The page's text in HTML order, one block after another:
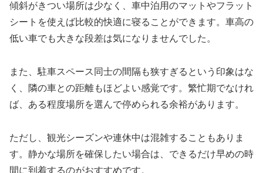
傾斜がきつい場所は少なく、車中泊用のマットやフラット
シートを使えば比較的快適に寝ることができます。車高の
低い車でも大きな段差は気になりませんでした。
また、駐車スペース同士の間隔も狭すぎるという印象はな
く、隣の車との距離もほどよい感覚です。繁忙期でなけれ
ば、ある程度場所を選んで停められる余裕があります。
ただし、観光シーズンや連休中は混雑することもありま
す。静かな場所を確保したい場合は、できるだけ早めの時
間に到着するのがおすすめです。